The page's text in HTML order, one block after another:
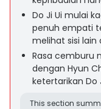
Do Ji Ui mulai
penuh empati
melihat sisi lain
Rasa cemburu
dengan Hyun
ketertarikan Do
This section